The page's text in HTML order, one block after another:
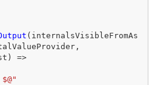
( internalsVisibleFromAs
,
)
=>
$@"